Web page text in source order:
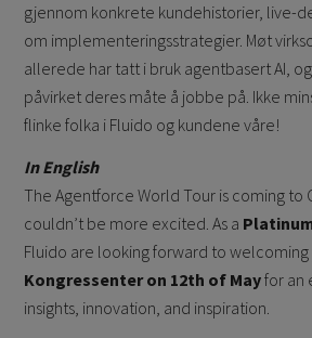
gjennom konkrete kundehistorier, live-
om implementeringsstrategier. Møt
allerede har tatt i bruk agentbasert AI,
påvirket deres måte å jobbe på. Ikke
flinke folka i Fluido og kundene våre!
In English
The Agentforce World Tour is coming to
couldn’t be more excited. As a
Fluido are looking forward to welcoming
Kongressenter on 12th of Mayfor an
insights, innovation, and inspiration.